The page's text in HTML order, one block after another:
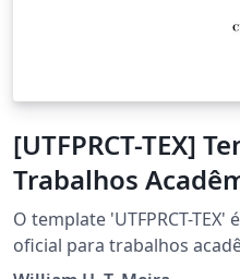
[UTFPRCT-TEX]
Trabalhos
O template 'UTFPRCT-
oficial para trabalhos
trabalhos de conclusão...)